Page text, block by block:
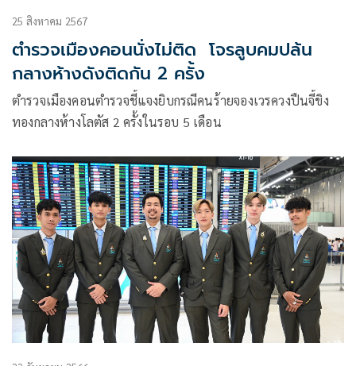
25 สิงหาคม 2567
ตำรวจเมืองคอนนั่งไม่ติด โจรลูบคมปล้น
กลางห้างดังติดกัน 2 ครั้ง
ตำรวจเมืองคอนตำรวจชี้แจงยิบกรณีคนร้ายจองเวรควงปืนจี้ขิง
ทองกลางห้างโลตัส 2 ครั้งในรอบ 5 เดือน